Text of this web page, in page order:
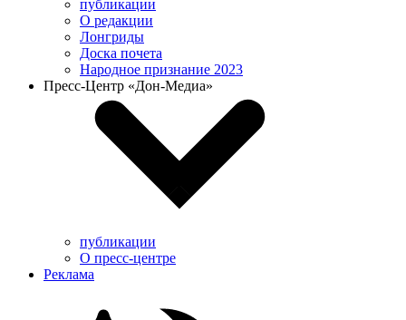
публикации
О редакции
Лонгриды
Доска почета
Народное признание 2023
Пресс-Центр «Дон-Медиа»
публикации
О пресс-центре
Реклама